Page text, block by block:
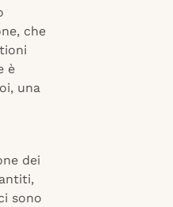
che
è
una
dei
sono